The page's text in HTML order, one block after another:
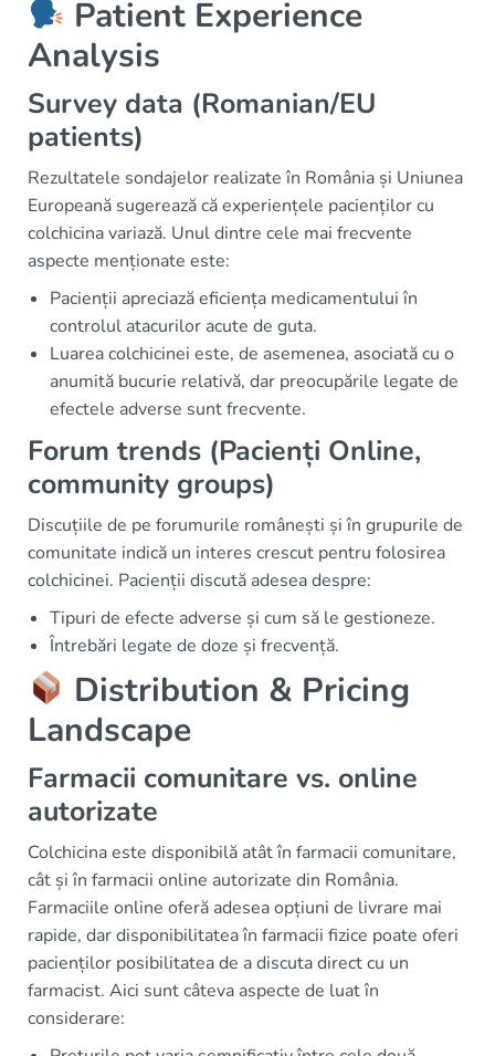
Patient Experience
Analysis
Survey data (Romanian/EU
patients)
Rezultatele sondajelor realizate în România și Uniunea
Europeană sugerează că experiențele pacienților cu
colchicina variază. Unul dintre cele mai frecvente
aspecte menționate este:
Pacienții apreciază eficiența medicamentului în
controlul atacurilor acute de guta.
Luarea colchicinei este, de asemenea, asociată cu o
anumită bucurie relativă, dar preocupările legate de
efectele adverse sunt frecvente.
Forum trends (Pacienți Online,
community groups)
Discuțiile de pe forumurile românești și în grupurile de
comunitate indică un interes crescut pentru folosirea
colchicinei. Pacienții discută adesea despre:
Tipuri de efecte adverse și cum să le gestioneze.
Întrebări legate de doze și frecvență.
Distribution & Pricing
Landscape
Farmacii comunitare vs. online
autorizate
Colchicina este disponibilă atât în farmacii comunitare,
cât și în farmacii online autorizate din România.
Farmaciile online oferă adesea opțiuni de livrare mai
rapide, dar disponibilitatea în farmacii fizice poate oferi
pacienților posibilitatea de a discuta direct cu un
farmacist. Aici sunt câteva aspecte de luat în
considerare: